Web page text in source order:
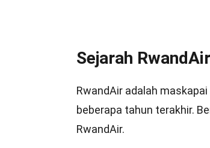
Sejarah RwandAir
RwandAir adalah
beberapa tahun terakhir.
RwandAir.